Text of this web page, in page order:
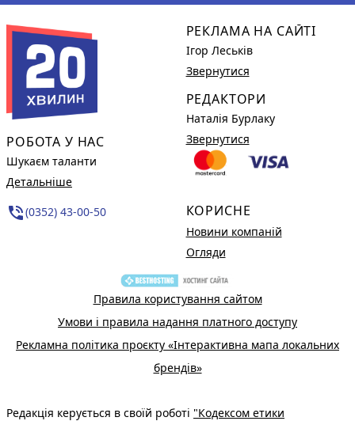
РОБОТА У НАС
Шукаєм таланти
Детальніше
phone_in_talk(0352) 43-00-50
РЕКЛАМА НА САЙТІ
Ігор Леськів
Звернутися
РЕДАКТОРИ
Наталія Бурлаку
Звернутися
КОРИСНЕ
Новини компаній
Огляди
Правила користування сайтом
Умови і правила надання платного доступу
Рекламна політика проєкту «Інтерактивна мапа локальних
брендів»
Редакція керується в своїй роботі "Кодексом етики